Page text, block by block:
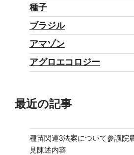
種子
ブラジル
アマゾン
アグロエコロジー
最近の記事
種苗関連3法案について参議院
見陳述内容